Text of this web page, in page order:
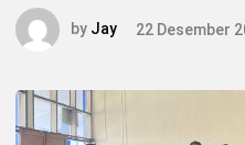
by Jay 22 Desember